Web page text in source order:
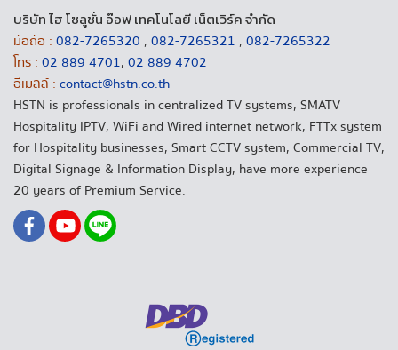
บริษัท ไฮ โซลูชั่น อ๊อฟ เทคโนโลยี เน็ตเวิร์ค จำกัด
มือถือ : 082-7265320 , 082-7265321 , 082-7265322
โทร : 02 889 4701, 02 889 4702
อีเมลล์ : contact@hstn.co.th
HSTN is professionals in centralized TV systems, SMATV
Hospitality IPTV, WiFi and Wired internet network, FTTx system
for Hospitality businesses, Smart CCTV system, Commercial TV,
Digital Signage & Information Display, have more experience
20 years of Premium Service.